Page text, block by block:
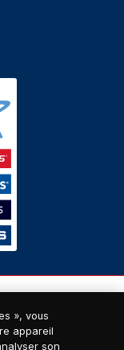
», vous
appareil
son